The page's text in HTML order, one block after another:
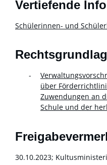
Vertiefende
Schülerinnen- und
über
Zuwendungen an
Schule und der
30.10.2023;